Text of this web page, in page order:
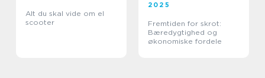
Alt du skal vide om el
scooter
2025
Fremtiden for skrot:
Bæredygtighed og
økonomiske fordele